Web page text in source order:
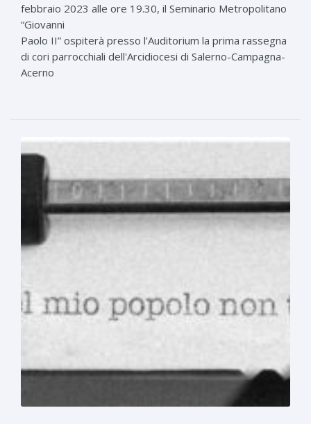
febbraio 2023 alle ore 19.30, il Seminario Metropolitano
“Giovanni
Paolo II” ospiterà presso l’Auditorium la prima rassegna
di cori parrocchiali dell'Arcidiocesi di Salerno-Campagna-
Acerno